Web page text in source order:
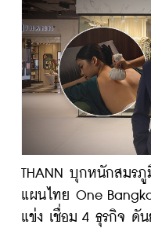
THANN บุกหนักสมร
แผนไทย One
แข่ง เชื่อม 4 ธุรกิจ ดัน